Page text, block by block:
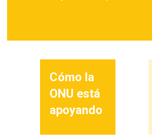
Cómo la
ONU está
apoyando